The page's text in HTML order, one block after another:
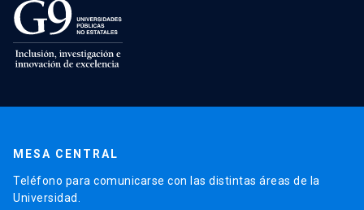
MESA CENTRAL
Teléfono para comunicarse con las distintas áreas de la
Universidad.